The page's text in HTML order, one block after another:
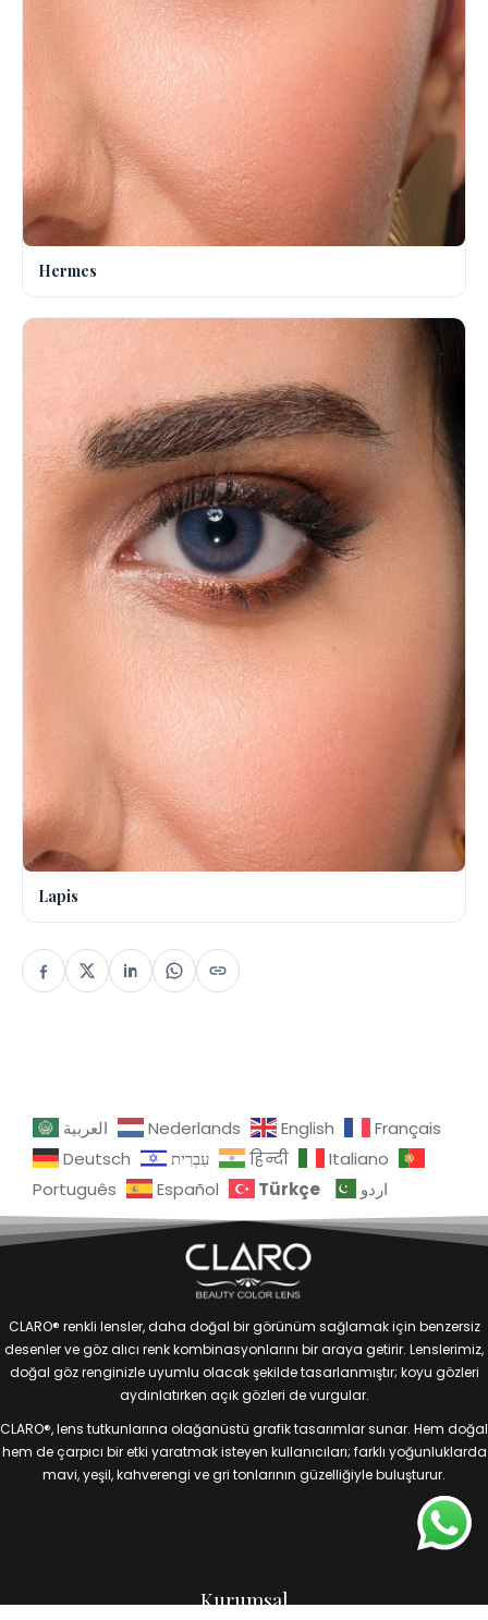
Hermes
Lapis
العربية Nederlands English
Français
Deutsch
עִבְרִית हिन्दी
Italiano
Português
Español Türkçe اردو
CLARO® renkli lensler, daha doğal bir görünüm sağlamak için benzersiz
desenler ve göz alıcı renk kombinasyonlarını bir araya getirir. Lenslerimiz,
doğal göz renginizle uyumlu olacak şekilde tasarlanmıştır; koyu gözleri
aydınlatırken açık gözleri de vurgular.
CLARO®, lens tutkunlarına olağanüstü grafik tasarımlar sunar. Hem doğal
hem de çarpıcı bir etki yaratmak isteyen kullanıcıları; farklı yoğunluklarda
mavi, yeşil, kahverengi ve gri tonlarının güzelliğiyle buluşturur.
Kurumsal